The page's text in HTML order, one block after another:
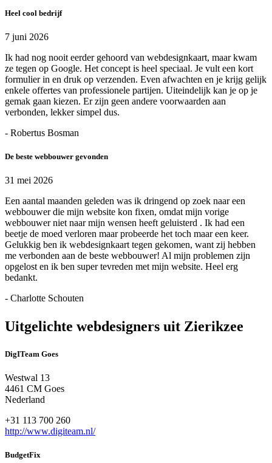
Heel cool bedrijf
7 juni 2026
Ik had nog nooit eerder gehoord van webdesignkaart, maar kwam
ze tegen op Google. Het concept is heel speciaal. Je vult een kort
formulier in en druk op verzenden. Even afwachten en je krijg gelijk
enkele offertes van professionele partijen. Uiteindelijk kan je op je
gemak gaan kiezen. Er zijn geen andere voorwaarden aan
verbonden, lekker simpel dus.
- Robertus Bosman
De beste webbouwer gevonden
31 mei 2026
Een aantal maanden geleden was ik dringend op zoek naar een
webbouwer die mijn website kon fixen, omdat mijn vorige
webbouwer niet naar mijn wensen heeft geluisterd . Ik had een
beetje de moed verloren maar probeerde het toch maar een keer.
Gelukkig ben ik webdesignkaart tegen gekomen, want zij hebben
me verbonden aan de beste webbouwer! Al mijn problemen zijn
opgelost en ik ben super tevreden met mijn website. Heel erg
bedankt.
- Charlotte Schouten
Uitgelichte webdesigners uit Zierikzee
DigITeam Goes
Westwal 13
4461 CM Goes
Nederland
+31 113 700 260
http://www.digiteam.nl/
BudgetFix